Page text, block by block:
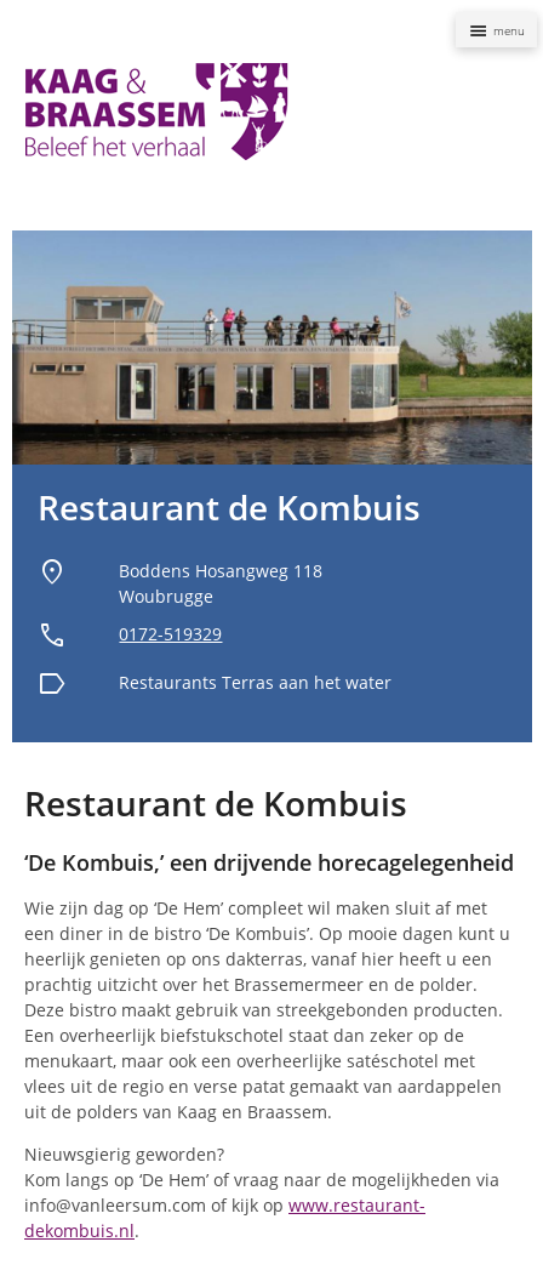
Restaurant de Kombuis
location_on
Boddens Hosangweg 118
Woubrugge
call 0172-519329
label Restaurants Terras aan het water
Restaurant de Kombuis
‘De Kombuis,’ een drijvende horecagelegenheid
Wie zijn dag op ‘De Hem’ compleet wil maken sluit af met
een diner in de bistro ‘De Kombuis’. Op mooie dagen kunt u
heerlijk genieten op ons dakterras, vanaf hier heeft u een
prachtig uitzicht over het Brassemermeer en de polder.
Deze bistro maakt gebruik van streekgebonden producten.
Een overheerlijk biefstukschotel staat dan zeker op de
menukaart, maar ook een overheerlijke satéschotel met
vlees uit de regio en verse patat gemaakt van aardappelen
uit de polders van Kaag en Braassem.
Nieuwsgierig geworden?
Kom langs op ‘De Hem’ of vraag naar de mogelijkheden via
info@vanleersum.com of kijk op www.restaurant-
dekombuis.nl.